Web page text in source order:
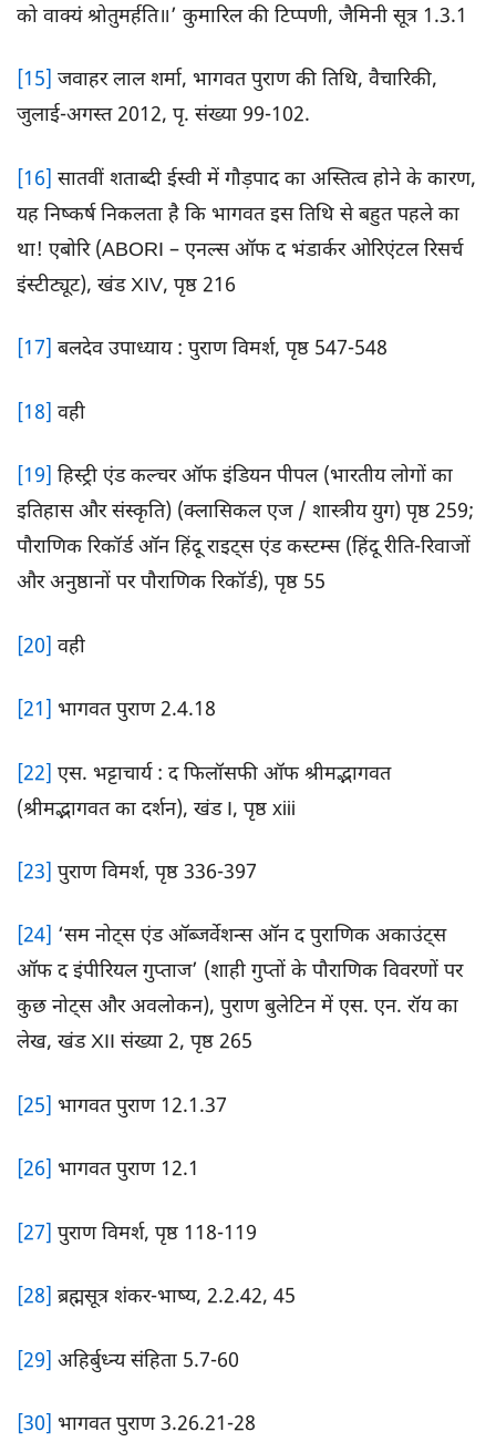
को वाक्यं श्रोतुमर्हति॥’ कुमारिल की टिप्पणी, जैमिनी सूत्र 1.3.1
[15] जवाहर लाल शर्मा, भागवत पुराण की तिथि, वैचारिकी,
जुलाई-अगस्त 2012, पृ. संख्या 99-102.
[16] सातवीं शताब्दी ईस्वी में गौड़पाद का अस्तित्व होने के कारण,
यह निष्कर्ष निकलता है कि भागवत इस तिथि से बहुत पहले का
था! एबोरि (ABORI – एनल्स ऑफ द भंडार्कर ओरिएंटल रिसर्च
इंस्टीट्यूट), खंड XIV, पृष्ठ 216
[17] बलदेव उपाध्याय : पुराण विमर्श, पृष्ठ 547-548
[18] वही
[19] हिस्ट्री एंड कल्चर ऑफ इंडियन पीपल (भारतीय लोगों का
इतिहास और संस्कृति) (क्लासिकल एज / शास्त्रीय युग) पृष्ठ 259;
पौराणिक रिकॉर्ड ऑन हिंदू राइट्स एंड कस्टम्स (हिंदू रीति-रिवाजों
और अनुष्ठानों पर पौराणिक रिकॉर्ड), पृष्ठ 55
[20] वही
[21] भागवत पुराण 2.4.18
[22] एस. भट्टाचार्य : द फिलॉसफी ऑफ श्रीमद्भागवत
(श्रीमद्भागवत का दर्शन), खंड I, पृष्ठ xiii
[23] पुराण विमर्श, पृष्ठ 336-397
[24] ‘सम नोट्स एंड ऑब्जर्वेशन्स ऑन द पुराणिक अकाउंट्स
ऑफ द इंपीरियल गुप्ताज’ (शाही गुप्तों के पौराणिक विवरणों पर
कुछ नोट्स और अवलोकन), पुराण बुलेटिन में एस. एन. रॉय का
लेख, खंड XII संख्या 2, पृष्ठ 265
[25] भागवत पुराण 12.1.37
[26] भागवत पुराण 12.1
[27] पुराण विमर्श, पृष्ठ 118-119
[28] ब्रह्मसूत्र शंकर-भाष्य, 2.2.42, 45
[29] अहिर्बुध्न्य संहिता 5.7-60
[30] भागवत पुराण 3.26.21-28